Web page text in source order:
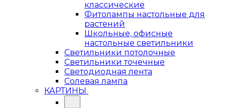
классические
Фитолампы настольные для
растений
Школьные, офисные
настольные светильники
Светильники потолочные
Светильники точечные
Светодиодная лента
Солевая лампа
КАРТИНЫ